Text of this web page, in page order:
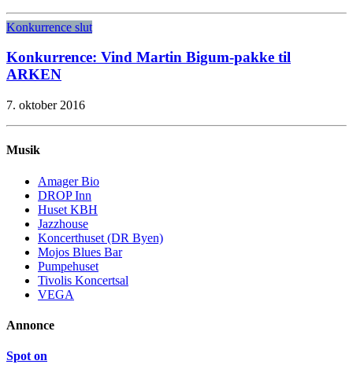
Konkurrence slut
Konkurrence: Vind Martin Bigum-pakke til
ARKEN
7. oktober 2016
Musik
Amager Bio
DROP Inn
Huset KBH
Jazzhouse
Koncerthuset (DR Byen)
Mojos Blues Bar
Pumpehuset
Tivolis Koncertsal
VEGA
Annonce
Spot on